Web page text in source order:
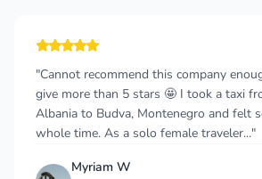
"Cannot recommend this company
give more than 5 stars 🤩 I took a taxi
Albania to Budva, Montenegro and felt
whole time. As a solo female traveler..."
Myriam W